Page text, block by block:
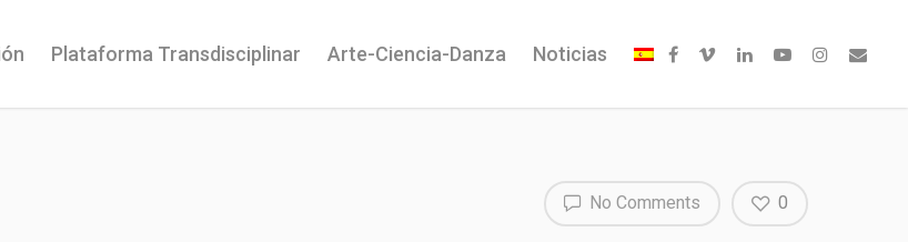
Plataforma Transdisciplinar Arte-Ciencia-Danza Noticias
No Comments 0